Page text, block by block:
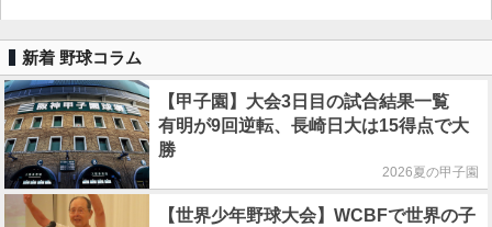
新着 野球コラム
【甲子園】大会3日目の試合結果一覧
有明が9回逆転、長崎日大は15得点で大
勝
2026夏の甲子園
【世界少年野球大会】WCBFで世界の子